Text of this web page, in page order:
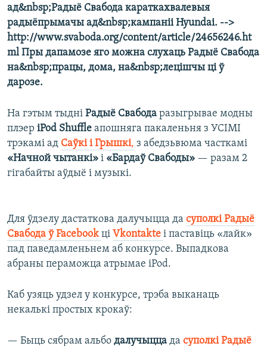
ад&nbsp;Радыё Свабода караткахвалевыя
радыёпрымачы ад&nbsp;кампаніі Hyundai. -->
http://www.svaboda.org/content/article/24656246.ht
ml Пры дапамозе яго можна слухаць Радыё Свабода
на&nbsp;працы, дома, на&nbsp;лецішчы ці ў
дарозе.
На гэтым тыдні Радыё Свабода разыгрывае модны
плэер iPod Shuffle апошняга пакаленьня з УСІМІ
трэкамі ад Саўкі і Грышкі, з абедзьвюма часткамі
«Начной чытанкі» і «Бардаў Свабоды» — разам 2
гігабайты аўдыё і музыкі.
Для ўдзелу дастаткова далучыцца да суполкі Радыё
Свабода ў Facebookці Vkontakte і паставіць «лайк»
пад паведамленьнем аб конкурсе. Выпадкова
абраны пераможца атрымае iPod.
Каб узяць удзел у конкурсе, трэба выканаць
некалькі простых крокаў:
— Быць сябрам альбо далучыцца да суполкі Радыё